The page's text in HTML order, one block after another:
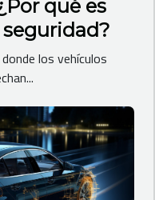
qué es
los vehículos